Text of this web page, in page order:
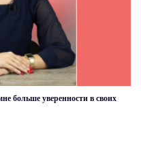
больше уверенности в своих